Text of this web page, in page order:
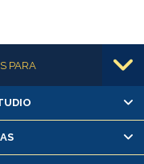
PARA
os